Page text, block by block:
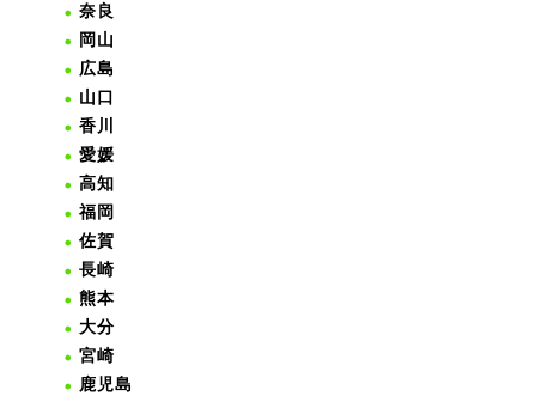
奈良
岡山
広島
山口
香川
愛媛
高知
福岡
佐賀
長崎
熊本
大分
宮崎
鹿児島